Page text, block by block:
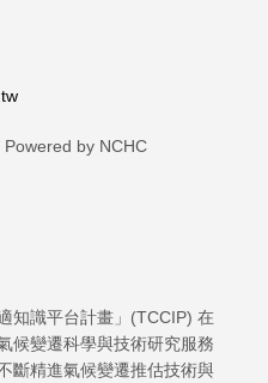
by NCHC
知識平台計畫」(TCCIP) 在
候變遷科學與技術研究服務
斷精進氣候變遷推估技術與